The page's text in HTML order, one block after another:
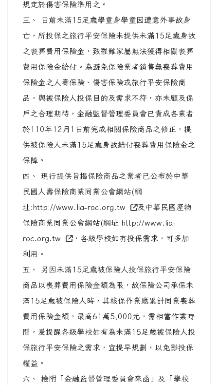
規定於傷害保險準用之。
三、 日前未滿15足歲學童身學童因遭意外事故身
亡，所投保之旅行平安保險未提供未滿15足歲身故
之喪葬費用保險金，致罹難家屬無法獲得相關喪葬
費用保險金給付。為避免保險業者銷售無喪葬費用
保險金之人壽保險、傷害保險或旅行平安保險商
品，與被保險人投保目的及需求不符，亦未顧及保
戶之合理期待，金融監督管理委員會已責成各業者
於110年12月1日前完成相關保險商品之修正，提
供被保險人未滿15足歲身故給付喪葬費用保險金之
保障。
四、 現行提供旨揭保險商品之業者已公布於中華
民國人壽保險商業同業公會網站(網
址:http://www.lia-roc.org.tw
及中華民國產物
保險商業同業公會網站(網址:http://www.lia-
roc.org.tw
，各級學校如有投保需求，可多加
利用。
五、 另因未滿15足歲被保險人投保旅行平安保險
商品以喪葬費用保險金額為限，故保險公司承保未
滿15足歲被保險人時，其核保作業應累計同業喪葬
費用保險金額，最高61萬5,000元，需相當作業時
間，爰提醒各級學校如有為未滿15足歲被保險人投
保旅行平安保險之需求，宜提早規劃，以免影投保
權益。
六、 檢附「金融監督管理委員會來函」及「學校